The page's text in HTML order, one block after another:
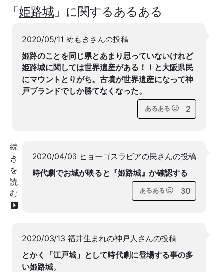
「姫路城 」に関するあるある
2020/05/11 めもきさんの投稿
姫路のことを同じ県とあまり思っていないけれど
姫路城に関しては世界遺産がある！！と大阪県民
にマウントとりがち。古墳が世界遺産になって神
戸ブランドでしか勝てなくなった。
あるある 2
2020/04/06 ヒョーゴスラビアの民さんの投稿
時代劇でお城が映ると『姫路城』か確認する
あるある 30
2020/03/13 福井生まれの神戸人さんの投稿
とかく「江戸城」として時代劇に登場する事の多
い姫路城。
続
き
を
読
む